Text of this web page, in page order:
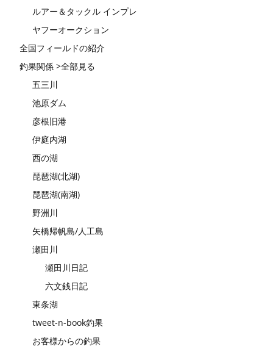
ルアー＆タックル インプレ
ヤフーオークション
全国フィールドの紹介
釣果関係 >全部見る
五三川
池原ダム
彦根旧港
伊庭内湖
西の湖
琵琶湖(北湖)
琵琶湖(南湖)
野洲川
矢橋帰帆島/人工島
瀬田川
瀬田川日記
六文銭日記
東条湖
tweet-n-book釣果
お客様からの釣果